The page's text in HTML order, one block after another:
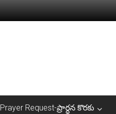
Prayer Request-ప్రార్ధన కొరకు